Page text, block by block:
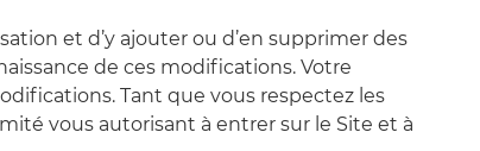
et d’y ajouter ou d’en supprimer des
de ces modifications. Votre
Tant que vous respectez les
vous autorisant à entrer sur le Site et à